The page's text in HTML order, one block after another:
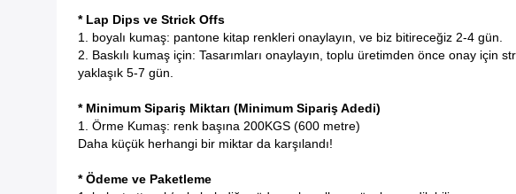
* Lap Dips ve Strick Offs
1. boyalı kumaş: pantone kitap renkleri onaylayın, ve biz bitireceğiz 2-4 gün.
2. Baskılı kumaş için: Tasarımları onaylayın, toplu üretimden önce onay için
yaklaşık 5-7 gün.
* Minimum Sipariş Miktarı (Minimum Sipariş Adedi)
1. Örme Kumaş: renk başına 200KGS (600 metre)
Daha küçük herhangi bir miktar da karşılandı!
* Ödeme ve Paketleme